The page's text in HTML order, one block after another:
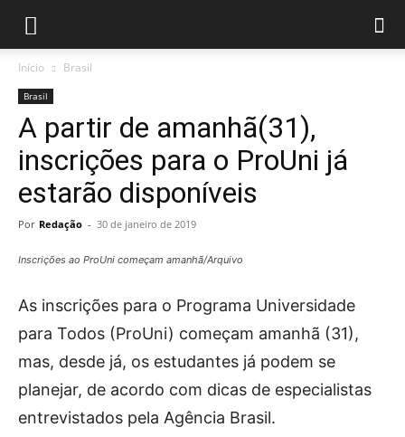
Início Brasil
Brasil
A partir de amanhã(31),
inscrições para o ProUni já
estarão disponíveis
Por Redação - 30 de janeiro de 2019
Inscrições ao ProUni começam amanhã/Arquivo
As inscrições para o Programa Universidade
para Todos (ProUni) começam amanhã (31),
mas, desde já, os estudantes já podem se
planejar, de acordo com dicas de especialistas
entrevistados pela Agência Brasil.